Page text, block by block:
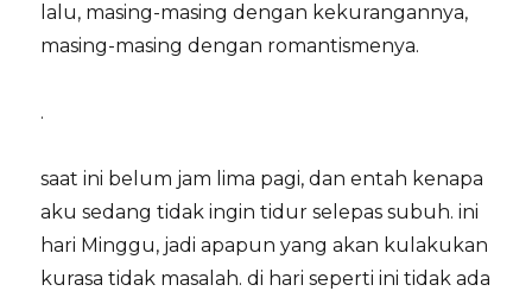
lalu, masing-masing dengan kekurangannya,
masing-masing dengan romantismenya.
.
saat ini belum jam lima pagi, dan entah kenapa
aku sedang tidak ingin tidur selepas subuh. ini
hari Minggu, jadi apapun yang akan kulakukan
kurasa tidak masalah. di hari seperti ini tidak ada